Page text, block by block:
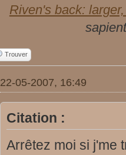
Riven's back:
Trouver
22-05-2007, 16:49
Citation :
Arrêtez moi si j'me